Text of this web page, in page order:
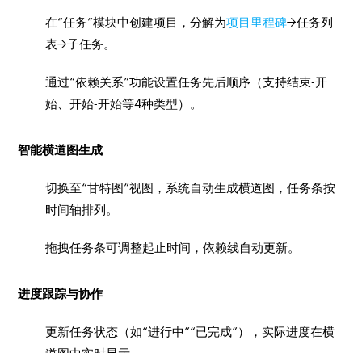
在“任务”模块中创建项目，分解为项目里程碑→任务列
表→子任务。
通过“依赖关系”功能设置任务先后顺序（支持结束-开
始、开始-开始等4种类型）。
智能横道图生成
切换至“甘特图”视图，系统自动生成横道图，任务条按
时间轴排列。
拖拽任务条可调整起止时间，依赖线自动更新。
进度跟踪与协作
更新任务状态（如“进行中”“已完成”），实际进度在横